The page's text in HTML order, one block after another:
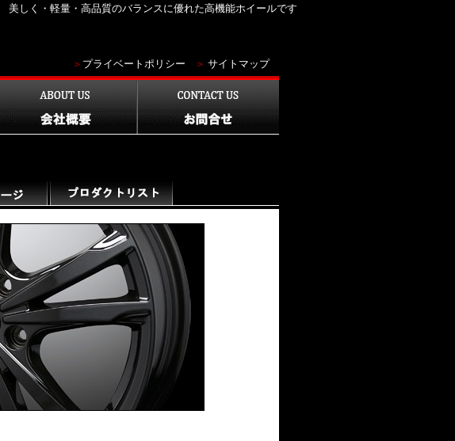
く・軽量・高品質のバランスに優れた高機能ホイールです
＞ プライベートポリシー ＞ サイトマップ